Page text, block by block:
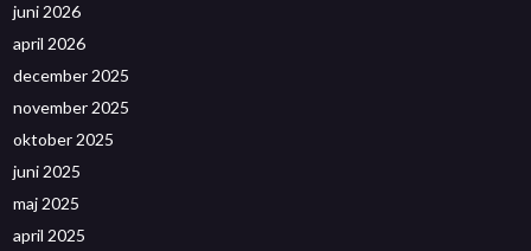
juni 2026
april 2026
december 2025
november 2025
oktober 2025
juni 2025
maj 2025
april 2025